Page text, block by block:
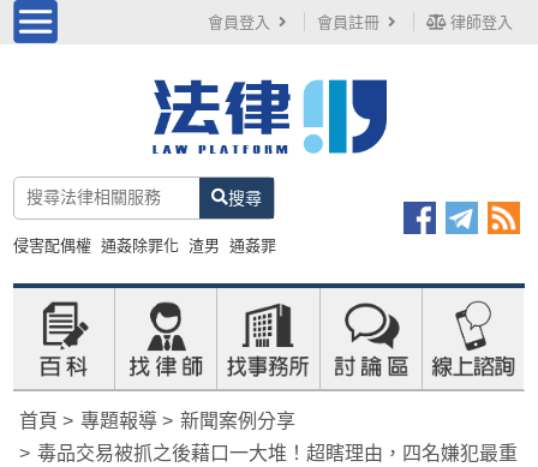
會員登入 會員註冊 律師登入
搜尋
侵害配偶權 通姦除罪化 渣男 通姦罪
首頁 專題報導
新聞案例分享
毒品交易被抓之後藉口一大堆！超瞎理由，四名嫌犯最重